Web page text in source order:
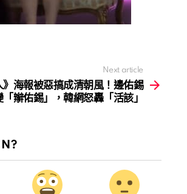
Next article
》海報被惡搞成清朝風！邊佑錫
「辮佑錫」，韓網怒轟「活該」